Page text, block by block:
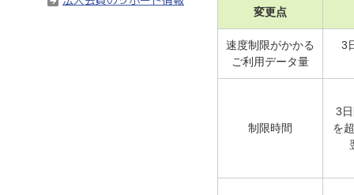
変更点
速度制限がかかる
ご利用データ量
3
制限時間
3
を